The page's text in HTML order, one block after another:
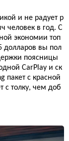
и не радует р
человек в год. С
экономии топ
долларов вы пол
поясницы
CarPlay и ск
пакет с красной
с толку, чем доб